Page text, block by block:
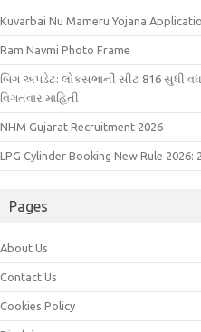
Kuvarbai Nu Mameru Yojana
Ram Navmi Photo Frame
બિગ અપડેટ: લોકસભાની સીટ 816 સુધી
વિગતવાર માહિતી
NHM Gujarat Recruitment 2026
LPG Cylinder Booking New Rule 2026:
Pages
About Us
Contact Us
Cookies Policy